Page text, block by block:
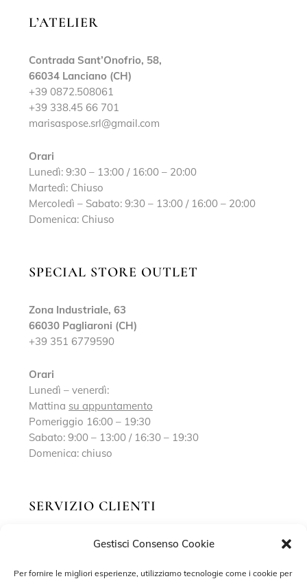
Gestisci Consenso Cookie
Per fornire le migliori esperienze, utilizziamo tecnologie come i cookie per
L’ATELIER
Contrada Sant’Onofrio, 58,
66034 Lanciano (CH)
+39 0872.508061
+39 338.45 66 701
marisaspose.srl@gmail.com
Orari
Lunedì: 9:30 – 13:00 / 16:00 – 20:00
Martedì: Chiuso
Mercoledì – Sabato: 9:30 – 13:00 / 16:00 – 20:00
Domenica: Chiuso
SPECIAL STORE OUTLET
Zona Industriale, 63
66030 Pagliaroni (CH)
+39 351 6779590
Orari
Lunedì – venerdì:
Mattina su appuntamento
Pomeriggio 16:00 – 19:30
Sabato: 9:00 – 13:00 / 16:30 – 19:30
Domenica: chiuso
SERVIZIO CLIENTI
Richiedi un appuntamento
Contatti